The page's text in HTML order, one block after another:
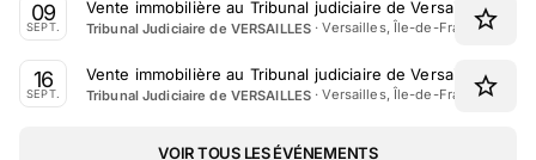
09
SEPT.
Vente immobilière au Tribunal judiciaire de Versailles le 9
Tribunal Judiciaire de VERSAILLES ·Versailles, Île-de-France
16
SEPT.
Vente immobilière au Tribunal judiciaire de Versailles le 16
Tribunal Judiciaire de VERSAILLES ·Versailles, Île-de-France
VOIR TOUS LES ÉVÉNEMENTS